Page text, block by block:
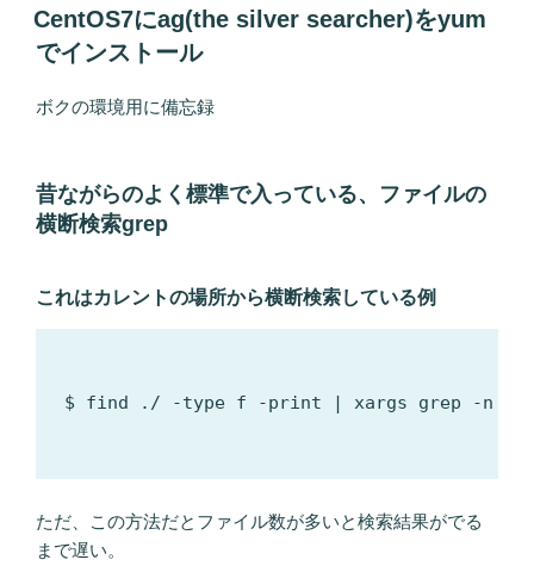
稿
日:
CentOS7にag(the silver searcher)をyum
でインストール
ボクの環境用に備忘録
昔ながらのよく標準で入っている、ファイルの
横断検索grep
これはカレントの場所から横断検索している例
$ find ./ -type f -print | xargs grep -n '検
ただ、この方法だとファイル数が多いと検索結果がでる
まで遅い。